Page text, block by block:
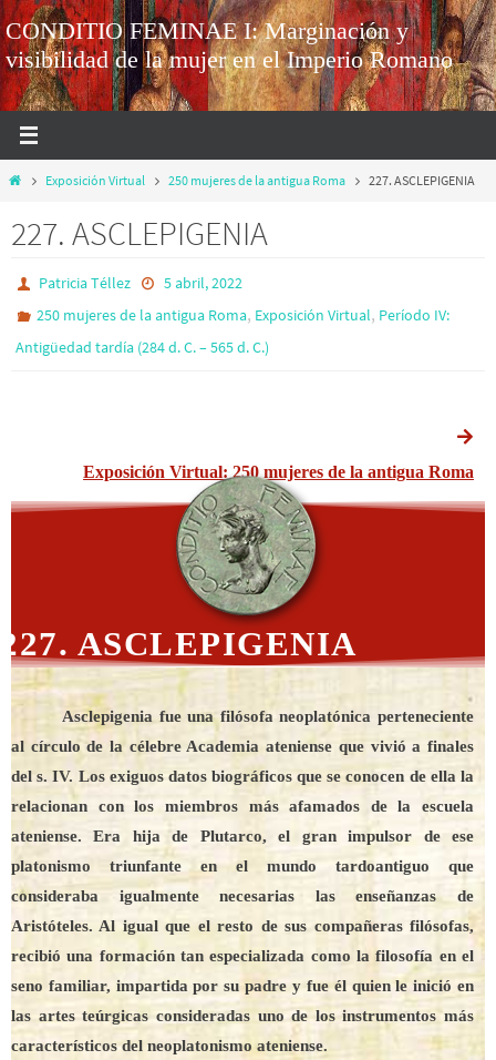
CONDITIO FEMINAE I: Marginación y
visibilidad de la mujer en el Imperio Romano
Exposición Virtual 250 mujeres de la antigua Roma 227. ASCLEPIGENIA
227. ASCLEPIGENIA
Patricia Téllez
5 abril, 2022
250 mujeres de la antigua Roma, Exposición Virtual, Período IV:
Antigüedad tardía (284 d. C. – 565 d. C.)
Exposición Virtual: 250 mujeres de la antigua Roma
227. ASCLEPIGENIA
Asclepigenia fue una filósofa neoplatónica perteneciente
al círculo de la célebre Academia ateniense que vivió a finales
del s. IV. Los exiguos datos biográficos que se conocen de ella la
relacionan con los miembros más afamados de la escuela
ateniense. Era hija de Plutarco, el gran impulsor de ese
platonismo triunfante en el mundo tardoantiguo que
consideraba igualmente necesarias las enseñanzas de
Aristóteles. Al igual que el resto de sus compañeras filósofas,
recibió una formación tan especializada como la filosofía en el
seno familiar, impartida por su padre y fue él quien le inició en
las artes teúrgicas consideradas uno de los instrumentos más
característicos del neoplatonismo ateniense.